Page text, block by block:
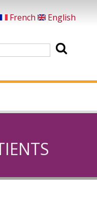
French English